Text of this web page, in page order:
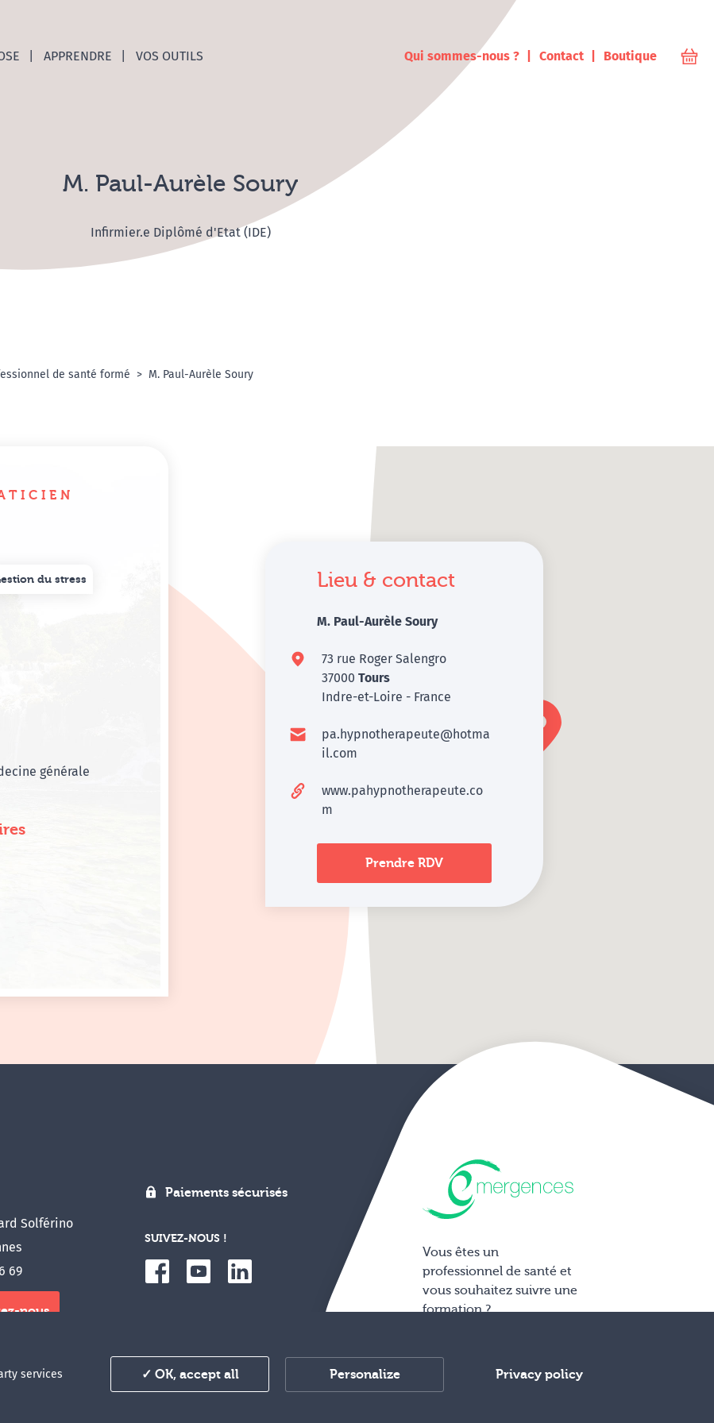
Campus
APPRENDRE VOS OUTILS Qui sommes-nous ? Contact Boutique
M. Paul-Aurèle Soury
Infirmier.e Diplômé d'Etat (IDE)
de santé formé M. Paul-Aurèle Soury
du stress
générale
Lieu & contact
M. Paul-Aurèle Soury
73 rue Roger Salengro
37000Tours
Indre-et-Loire - France
pa.hypnotherapeute@hotma
il.com
www.pahypnotherapeute.co
m
Prendre RDV
Solférino
69
nous
Paiements sécurisés
SUIVEZ-NOUS !
Vous êtes un
professionnel de santé et
vous souhaitez suivre une
formation ?
sur www.hypnoses.com
services ✓ OK, accept all Personalize Privacy policy